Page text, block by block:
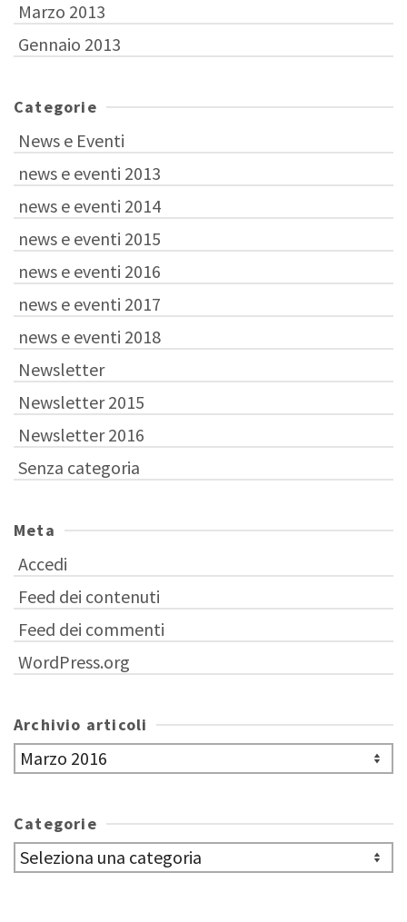
Marzo 2013
Gennaio 2013
Categorie
News e Eventi
news e eventi 2013
news e eventi 2014
news e eventi 2015
news e eventi 2016
news e eventi 2017
news e eventi 2018
Newsletter
Newsletter 2015
Newsletter 2016
Senza categoria
Meta
Accedi
Feed dei contenuti
Feed dei commenti
WordPress.org
Archivio articoli
Archivio
articoli
Categorie
Categorie